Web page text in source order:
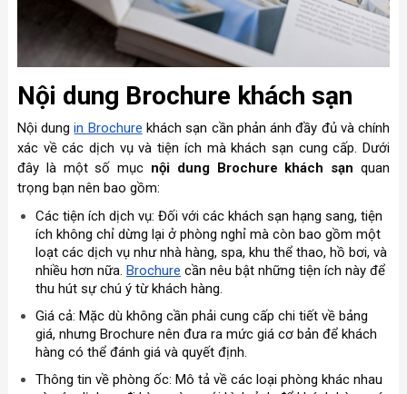
Nội dung Brochure khách sạn
Nội dungin Brochure khách sạn cần phản ánh đầy đủ và chính
xác về các dịch vụ và tiện ích mà khách sạn cung cấp. Dưới
đây là một số mục nội dung Brochure khách sạn quan
trọng bạn nên bao gồm:
Các tiện ích dịch vụ: Đối với các khách sạn hạng sang, tiện
ích không chỉ dừng lại ở phòng nghỉ mà còn bao gồm một
loạt các dịch vụ như nhà hàng, spa, khu thể thao, hồ bơi, và
nhiều hơn nữa. Brochure cần nêu bật những tiện ích này để
thu hút sự chú ý từ khách hàng.
Giá cả: Mặc dù không cần phải cung cấp chi tiết về bảng
giá, nhưng Brochure nên đưa ra mức giá cơ bản để khách
hàng có thể đánh giá và quyết định.
Thông tin về phòng ốc: Mô tả về các loại phòng khác nhau